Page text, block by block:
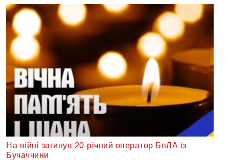
На війні загинув 20-річний оператор БпЛА із
Бучаччини